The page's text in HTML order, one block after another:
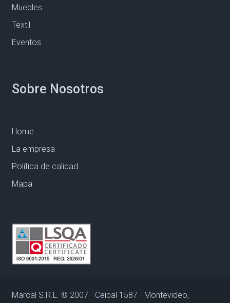
Muebles
Textil
Eventos
Sobre Nosotros
Home
La empresa
Política de calidad
Mapa
Marcal S.R.L. © 2007 - Ceibal 1587 - Montevideo,